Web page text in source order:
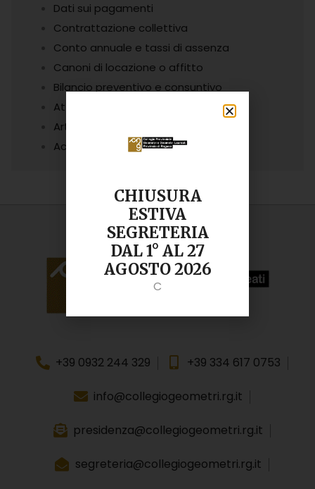
Dati sui pagamenti
Contrattazione collettiva
Conto annuale e tassi di assenza
Canoni di locazione o affitto
Bilancio preventivo e consuntivo
Atti generali
Articolazione degli uffici
Accesso civico
+39 0932 244 329 +39 334 617 0753
info@collegiogeometri.rg.it
presidenza@collegiogeometri.rg.it
segreteria@collegiogeometri.rg.it
CHIUSURA
ESTIVA
SEGRETERIA
DAL 1° AL 27
AGOSTO 2026
C